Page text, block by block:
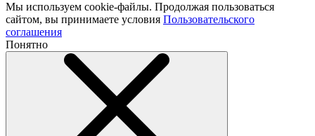
Мы используем cookie-файлы. Продолжая пользоваться
сайтом, вы принимаете условия Пользовательского
соглашения
Понятно